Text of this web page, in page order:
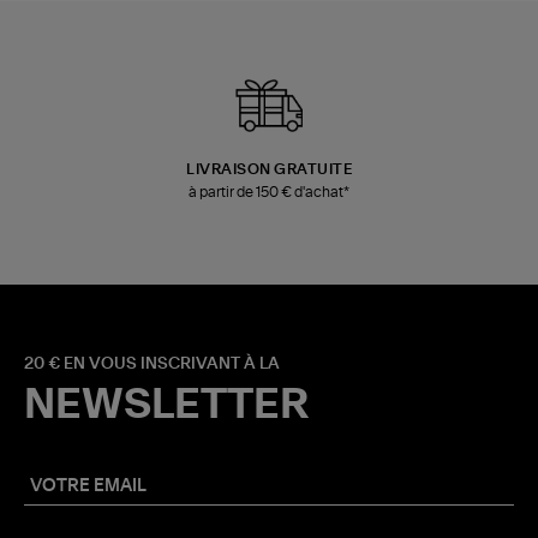
LIVRAISON GRATUITE
à partir de 150 € d'achat*
20 € EN VOUS INSCRIVANT À LA
NEWSLETTER